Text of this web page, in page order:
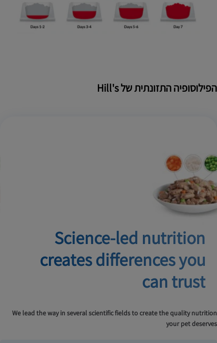
הפילוסופיה התזונתית של Hill's
Science-led nutrition
createsdifferences you
can trust
We lead the way in several scientific fields to create the quality nutrition
your pet deserves